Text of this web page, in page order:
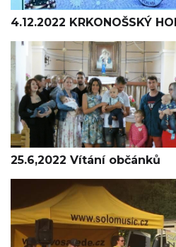
25.6,2022 Vítání občánků